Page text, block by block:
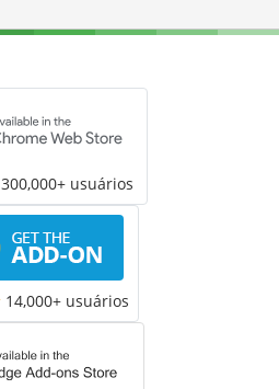
300,000+ usuários
14,000+ usuários